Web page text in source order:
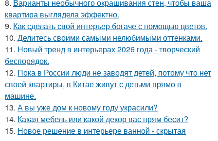
8. Варианты необычного окрашивания стен, чтобы ваша
квартира выглядела эффектно.
9. Как сделать свой интерьер богаче с помощью цветов.
10. Делитесь своими самыми нелюбимыми оттенками.
11. Новый тренд в интерьерах 2026 года - творческий
беспорядок.
12. Пока в России люди не заводят детей, потому что нет
своей квартиры, в Китае живут с детьми прямо в
машине.
13. А вы уже дом к новому году украсили?
14. Какая мебель или какой декор вас прям бесит?
15. Новое решение в интерьере ванной - скрытая